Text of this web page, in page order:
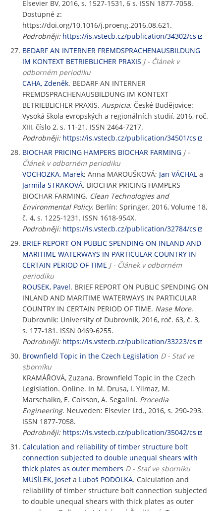
Elsevier BV, 2016, s. 1527-1531, 6 s. ISSN 1877-7058.
Dostupné z:
https://doi.org/10.1016/j.proeng.2016.08.621.
Podrobněji: https://is.vstecb.cz/publication/34302/cs
BEDARF AN INTERNER FREMDSPRACHENAUSBILDUNG
IM KONTEXT BETRIEBLICHER PRAXIS J - Článek v
odborném periodiku
CAHA, Zdeněk. BEDARF AN INTERNER
FREMDSPRACHENAUSBILDUNG IM KONTEXT
BETRIEBLICHER PRAXIS. Auspicia. České Budějovice:
Vysoká škola evropských a regionálních studií, 2016, roč.
XIII, číslo 2, s. 11-21. ISSN 2464-7217.
Podrobněji: https://is.vstecb.cz/publication/34501/cs
BIOCHAR PRICING HAMPERS BIOCHAR FARMING J -
Článek v odborném periodiku
VOCHOZKA, Marek; Anna MAROUŠKOVÁ; Jan VÁCHAL a
Jarmila STRAKOVÁ. BIOCHAR PRICING HAMPERS
BIOCHAR FARMING. Clean Technologies and
Environmental Policy. Berlín: Springer, 2016, Volume 18,
č. 4, s. 1225-1231. ISSN 1618-954X.
Podrobněji: https://is.vstecb.cz/publication/32784/cs
BRIEF REPORT ON PUBLIC SPENDING ON INLAND AND
MARITIME WATERWAYS IN PARTICULAR COUNTRY IN
CERTAIN PERIOD OF TIME J - Článek v odborném
periodiku
ROUSEK, Pavel. BRIEF REPORT ON PUBLIC SPENDING ON
INLAND AND MARITIME WATERWAYS IN PARTICULAR
COUNTRY IN CERTAIN PERIOD OF TIME. Nase More.
Dubrovnik: University of Dubrovnik, 2016, roč. 63, č. 3,
s. 177-181. ISSN 0469-6255.
Podrobněji: https://is.vstecb.cz/publication/33223/cs
Brownfield Topic in the Czech Legislation D - Stať ve
sborníku
KRAMÁŘOVÁ, Zuzana. Brownfield Topic in the Czech
Legislation. Online. In M. Drusa, I. Yilmaz, M.
Marschalko, E. Coisson, A. Segalini. Procedia
Engineering. Neuveden: Elsevier Ltd., 2016, s. 290-293.
ISSN 1877-7058.
Podrobněji: https://is.vstecb.cz/publication/35042/cs
Calculation and reliability of timber structure bolt
connection subjected to double unequal shears with
thick plates as outer members D - Stať ve sborníku
MUSÍLEK, Josefa Luboš PODOLKA. Calculation and
reliability of timber structure bolt connection subjected
to double unequal shears with thick plates as outer